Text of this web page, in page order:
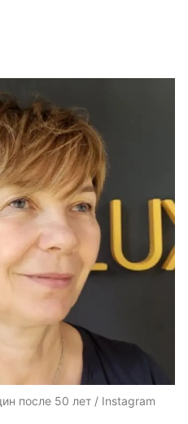
после 50 лет / Instagram